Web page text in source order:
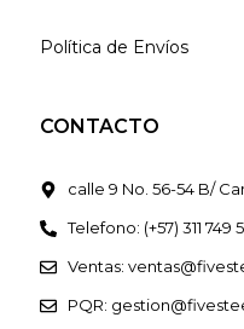
Política de Envíos
CONTACTO
calle 9 No. 56-54 B/
Telefono: (+57) 311 749
Ventas:
PQR: